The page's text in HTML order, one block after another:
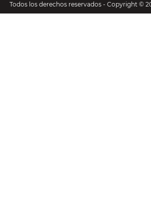
Todos los derechos reservados - Copyright ©